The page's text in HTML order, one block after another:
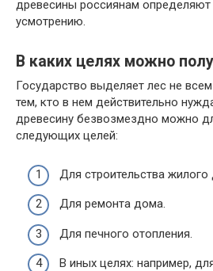
древесины россиянам
усмотрению.
В каких целях можно
Государство выделяет лес не
тем, кто в нем действительно
древесину безвозмездно можно
следующих целей:
Для строительства жилого
Для ремонта дома.
Для печного отопления.
В иных целях: например,